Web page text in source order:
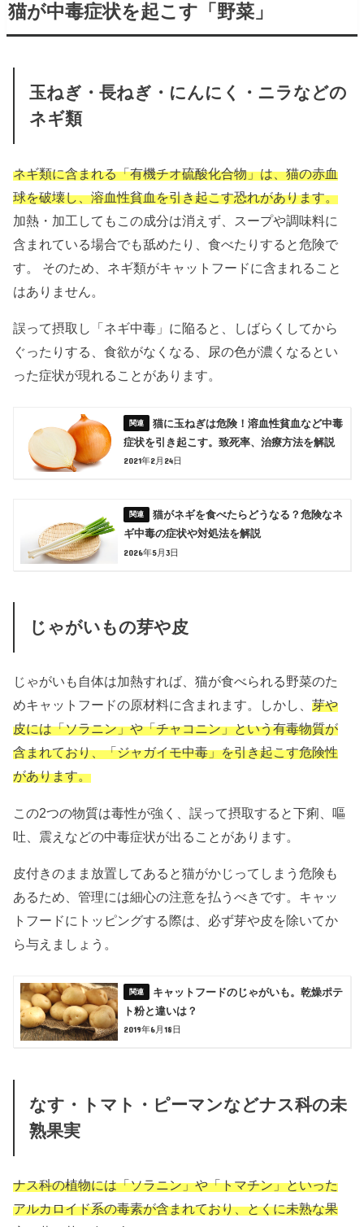
猫が中毒症状を起こす「野菜」
玉ねぎ・長ねぎ・にんにく・ニラなどの
ネギ類
ネギ類に含まれる「有機チオ硫酸化合物」は、猫の赤血
球を破壊し、溶血性貧血を引き起こす恐れがあります。
加熱・加工してもこの成分は消えず、スープや調味料に
含まれている場合でも舐めたり、食べたりすると危険で
す。 そのため、ネギ類がキャットフードに含まれること
はありません。
誤って摂取し「ネギ中毒」に陥ると、しばらくしてから
ぐったりする、食欲がなくなる、尿の色が濃くなるとい
った症状が現れることがあります。
猫に玉ねぎは危険！溶血性貧血など中毒
症状を引き起こす。致死率、治療方法を解説
2021年2月24日
猫がネギを食べたらどうなる？危険なネ
ギ中毒の症状や対処法を解説
2026年5月3日
じゃがいもの芽や皮
じゃがいも自体は加熱すれば、猫が食べられる野菜のた
めキャットフードの原材料に含まれます。しかし、芽や
皮には「ソラニン」や「チャコニン」という有毒物質が
含まれており、「ジャガイモ中毒」を引き起こす危険性
があります。
この2つの物質は毒性が強く、誤って摂取すると下痢、嘔
吐、震えなどの中毒症状が出ることがあります。
皮付きのまま放置してあると猫がかじってしまう危険も
あるため、管理には細心の注意を払うべきです。キャッ
トフードにトッピングする際は、必ず芽や皮を除いてか
ら与えましょう。
キャットフードのじゃがいも。乾燥ポテ
ト粉と違いは？
2019年6月18日
なす・トマト・ピーマンなどナス科の未
熟果実
ナス科の植物には「ソラニン」や「トマチン」といった
アルカロイド系の毒素が含まれており、とくに未熟な果